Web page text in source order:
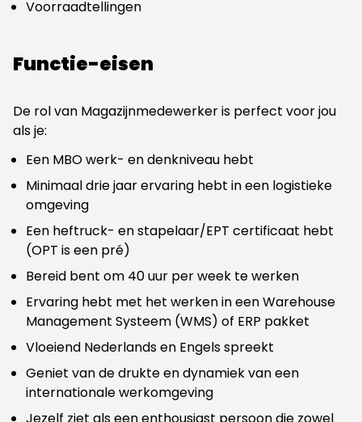
Voorraadtellingen
Functie-eisen
De rol van Magazijnmedewerker is perfect voor jou
als je:
Een MBO werk- en denkniveau hebt
Minimaal drie jaar ervaring hebt in een logistieke
omgeving
Een heftruck- en stapelaar/EPT certificaat hebt
(OPT is een pré)
Bereid bent om 40 uur per week te werken
Ervaring hebt met het werken in een Warehouse
Management Systeem (WMS) of ERP pakket
Vloeiend Nederlands en Engels spreekt
Geniet van de drukte en dynamiek van een
internationale werkomgeving